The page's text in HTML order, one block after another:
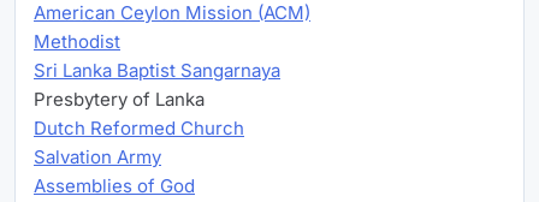
American Ceylon Mission (ACM)
Methodist
Sri Lanka Baptist Sangarnaya
Presbytery of Lanka
Dutch Reformed Church
Salvation Army
Assemblies of God